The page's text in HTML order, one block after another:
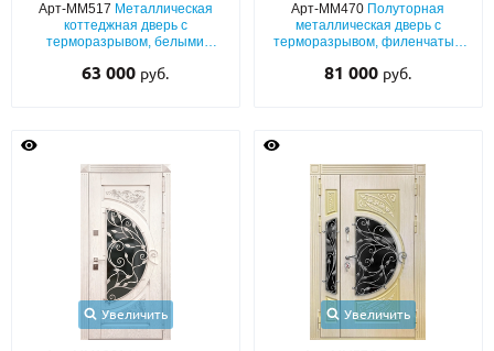
Арт-ММ517 Металлическая
коттеджная дверь с
терморазрывом, белыми
решеткой, большим стеклом и
63 000 руб.
Арт-ММ470 Полуторная
металлическая дверь с
терморазрывом, филенчатым
стеклом
81 000 руб.
Увеличить Увеличить